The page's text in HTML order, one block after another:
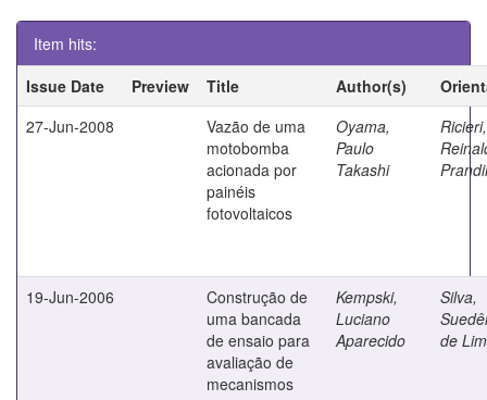
Item hits:
Issue Date
Preview Title Author(s)
27-Jun-2008
Vazão de uma
motobomba
acionada por
painéis
fotovoltaicos
Oyama,
Paulo
Takashi
Ricieri,
19-Jun-2006
Construção de
uma bancada
de ensaio para
avaliação de
mecanismos
Kempski,
Luciano
Aparecido
Silva,
de